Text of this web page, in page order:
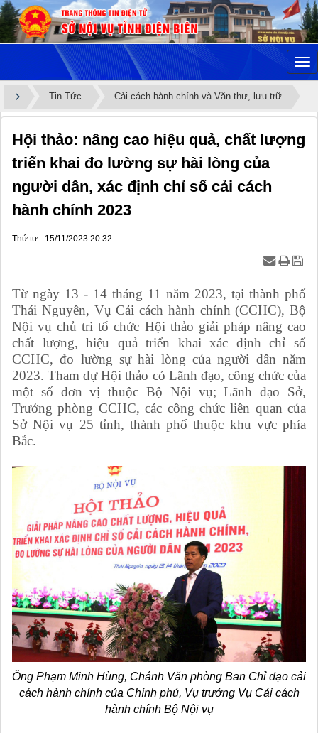
Tin Tức Cải cách hành chính và Văn thư, lưu trữ
Hội thảo: nâng cao hiệu quả, chất lượng
triển khai đo lường sự hài lòng của
người dân, xác định chỉ số cải cách
hành chính 2023
Thứ tư - 15/11/2023 20:32
Từ ngày 13 - 14 tháng 11 năm 2023, tại thành phố
Thái Nguyên, Vụ Cải cách hành chính (CCHC), Bộ
Nội vụ chủ trì tổ chức Hội thảo giải pháp nâng cao
chất lượng, hiệu quả triển khai xác định chỉ số
CCHC, đo lường sự hài lòng của người dân năm
2023. Tham dự Hội thảo có Lãnh đạo, công chức của
một số đơn vị thuộc Bộ Nội vụ; Lãnh đạo Sở,
Trưởng phòng CCHC, các công chức liên quan của
Sở Nội vụ 25 tỉnh, thành phố thuộc khu vực phía
Bắc.
Ông Phạm Minh Hùng, Chánh Văn phòng Ban Chỉ đạo cải
cách hành chính của Chính phủ, Vụ trưởng Vụ Cải cách
hành chính Bộ Nội vụ